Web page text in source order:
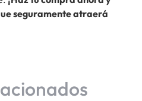
seguramente atraerá